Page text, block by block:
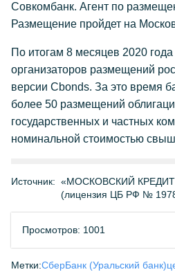
Совкомбанк. Агент по
Размещение пройдет на
По итогам 8 месяцев 2020
организаторов размещений
версии Cbonds. За это время
более 50 размещений
государственных и частных
номинальной стоимостью
Источник: «МОСКОВСКИЙ
(лицензия ЦБ РФ №
Просмотров: 1001
Метки:СберБанк (Уральский банк)